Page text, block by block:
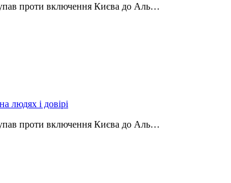
проти включення Києва до Аль…
людях і довірі
проти включення Києва до Аль…